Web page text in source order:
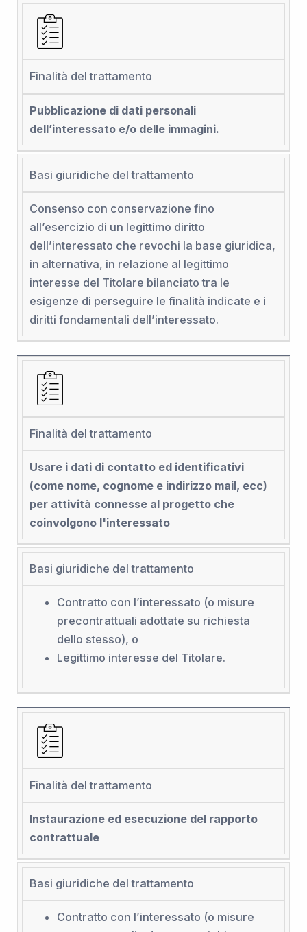
Finalità del trattamento
Pubblicazione di dati personali
dell’interessato e/o delle immagini.
Basi giuridiche del trattamento
Consenso con conservazione fino
all’esercizio di un legittimo diritto
dell’interessato che revochi la base giuridica,
in alternativa, in relazione al legittimo
interesse del Titolare bilanciato tra le
esigenze di perseguire le finalità indicate e i
diritti fondamentali dell’interessato.
Finalità del trattamento
Usare i dati di contatto ed identificativi
(come nome, cognome e indirizzo mail, ecc)
per attività connesse al progetto che
coinvolgono l'interessato
Basi giuridiche del trattamento
Contratto con l’interessato (o misure
precontrattuali adottate su richiesta
dello stesso), o
Legittimo interesse del Titolare.
Finalità del trattamento
Instaurazione ed esecuzione del rapporto
contrattuale
Basi giuridiche del trattamento
Contratto con l’interessato (o misure